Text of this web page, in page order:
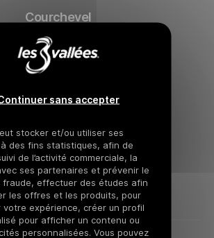
Courchevel
Méribel
Brides-les-Bains
Les Menuires
Val Thorens
Orelle
sans accepter
stocker et/ou utiliser ses
des fins statistiques, afin de
de l’activité commerciale, la
ses partenaires et prévenir le
fraude, effectuer des études afin
les offres et les produits, pour
votre expérience, créer un profil
pour afficher un contenu ou
personnalisées. Vous pouvez